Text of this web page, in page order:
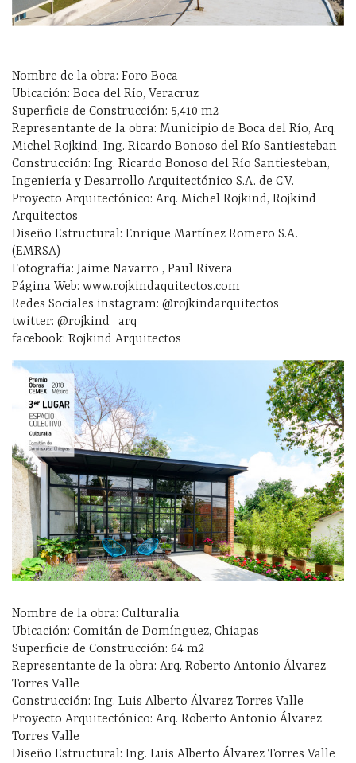
Nombre de la obra: Foro Boca
Ubicación: Boca del Río, Veracruz
Superficie de Construcción: 5,410 m2
Representante de la obra: Municipio de Boca del Río, Arq.
Michel Rojkind, Ing. Ricardo Bonoso del Río Santiesteban
Construcción: Ing. Ricardo Bonoso del Río Santiesteban,
Ingeniería y Desarrollo Arquitectónico S.A. de C.V.
Proyecto Arquitectónico: Arq. Michel Rojkind, Rojkind
Arquitectos
Diseño Estructural: Enrique Martínez Romero S.A.
(EMRSA)
Fotografía: Jaime Navarro , Paul Rivera
Página Web: www.rojkindaquitectos.com
Redes Sociales instagram: @rojkindarquitectos
twitter: @rojkind_arq
facebook: Rojkind Arquitectos
Nombre de la obra: Culturalia
Ubicación: Comitán de Domínguez, Chiapas
Superficie de Construcción: 64 m2
Representante de la obra: Arq. Roberto Antonio Álvarez
Torres Valle
Construcción: Ing. Luis Alberto Álvarez Torres Valle
Proyecto Arquitectónico: Arq. Roberto Antonio Álvarez
Torres Valle
Diseño Estructural: Ing. Luis Alberto Álvarez Torres Valle